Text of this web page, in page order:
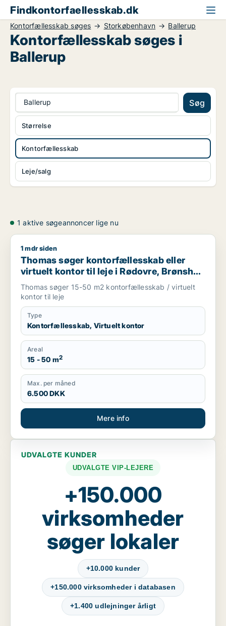
Findkontorfaellesskab.dk
Kontorfællesskab søges Storkøbenhavn Ballerup
Kontorfællesskab søges i
Ballerup
Ballerup Søg
Kontorfællesskab
Leje/salg
Størrelse
1 aktive søgeannoncer lige nu
Thomas søger kontorfællesskab eller virtuelt kontor til leje i
1 mdr siden
Thomas søger kontorfællesskab eller
virtuelt kontor til leje i Rødovre, Brønshøj
eller Herlev m.fl.
Thomas søger 15-50 m2 kontorfællesskab / virtuelt
kontor til leje
Type
Kontorfællesskab, Virtuelt kontor
Areal
15 - 50 m2
Max. per måned
6.500 DKK
Mere info
UDVALGTE KUNDER
UDVALGTE VIP-LEJERE
+150.000
virksomheder
søger lokaler
+10.000 kunder
+150.000 virksomheder i databasen
+1.400 udlejninger årligt